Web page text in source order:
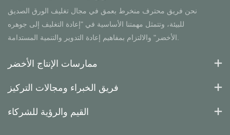
نحن فريق محترف منخرط بعمق في مجال تغليف الورق الصديق
للبيئة، وتتمثل مهمتنا الأساسية في "إعادة التغليف إلى جوهره
ممارسات الإنتاج الأخضر
فريق الخبراء ومجالات التركيز
القيم والرؤية للشركاء